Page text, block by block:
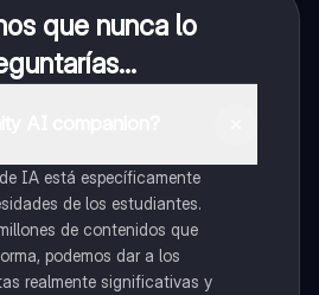
que nunca lo
IA está específicamente
de los estudiantes.
de contenidos que
podemos dar a los
realmente significativas y